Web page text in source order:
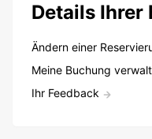
Details Ihrer
Ändern einer
Meine Buchung
Ihr Feedback